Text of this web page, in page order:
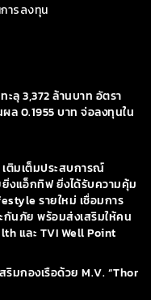
ารลงทุน
ะลุ 3,372 ล้านบาท อัตรา
ผล 0.1955 บาท จ่อลงทุนใน
ติมเต็มประสบการณ์
งแอ็กทิฟ ยิ่งได้รับความคุ้ม
รายใหม่ เชื่อมการ
นภัย พร้อมส่งเสริมให้คน
และ TVI Well Point
ริมกองเรือด้วย M.V. “Thor